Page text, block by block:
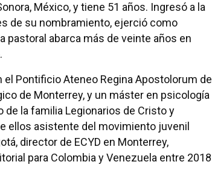
México, y tiene 51 años. Ingresó a la
de su nombramiento, ejerció como
pastoral abarca más de veinte años en
Pontificio Ateneo Regina Apostolorum de
de Monterrey, y un máster en psicología
de la familia Legionarios de Cristo y
ellos asistente del movimiento juvenil
director de ECYD en Monterrey,
para Colombia y Venezuela entre 2018